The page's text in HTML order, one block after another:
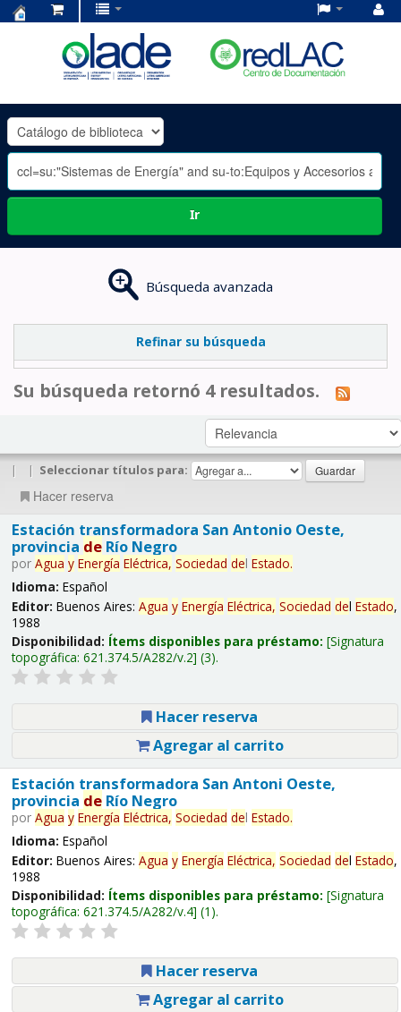
OLADE
-
Ir
Búsqueda avanzada
Refinar su búsqueda
Su búsqueda retornó 4 resultados.
| | Seleccionar títulos para:
Hacer reserva
Estación transformadora San Antonio Oeste,
provincia deRío Negro
por Agua y Energía Eléctrica, Sociedad del Estado.
Idioma: Español
Editor: Buenos Aires: Agua y Energía Eléctrica, Sociedad del Estado,
1988
Disponibilidad: Ítems disponibles para préstamo: Signatura
topográfica: 621.374.5/A282/v.2 (3).
Hacer reserva
Agregar al carrito
Estación transformadora San Antoni Oeste,
provincia deRío Negro
por Agua y Energía Eléctrica, Sociedad del Estado.
Idioma: Español
Editor: Buenos Aires: Agua y Energía Eléctrica, Sociedad del Estado,
1988
Disponibilidad: Ítems disponibles para préstamo: Signatura
topográfica: 621.374.5/A282/v.4 (1).
Hacer reserva
Agregar al carrito